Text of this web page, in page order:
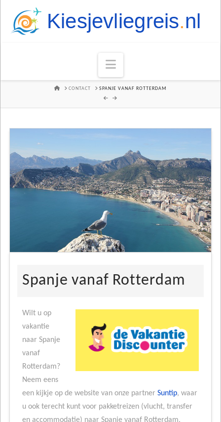
Navigation
HOMECONTACT SPANJE VANAF ROTTERDAM
Spanje vanaf Rotterdam
Wilt u op
vakantie
naar Spanje
vanaf
Rotterdam?
Neem eens
een kijkje op de website van onze partner Suntip, waar
u ook terecht kunt voor pakketreizen (vlucht, transfer
en accommodatie) naar Spanje vanaf Rotterdam.